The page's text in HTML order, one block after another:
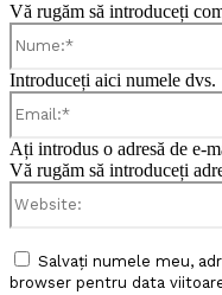
Vă rugăm să introduceți
Introduceți aici numele dvs.
Ați introdus o adresă de e-
Vă rugăm să introduceți
Salvați numele meu,
browser pentru data